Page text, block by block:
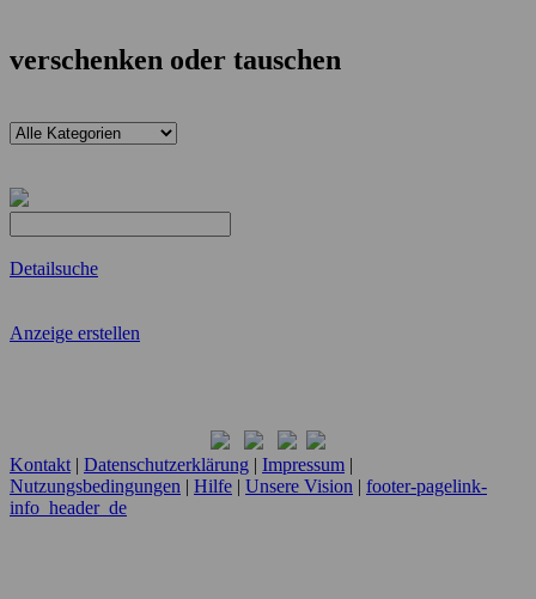
verschenken oder tauschen
Detailsuche
Anzeige erstellen
Kontakt | Datenschutzerklärung | Impressum |
Nutzungsbedingungen | Hilfe | Unsere Vision | footer-pagelink-
info_header_de